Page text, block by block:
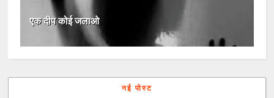
एक दीप कोई जलाओ
नई पोस्ट